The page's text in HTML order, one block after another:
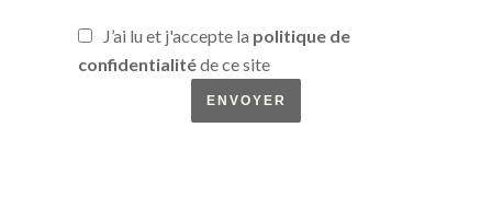
J’ai lu et j'accepte la politique de
confidentialitéde ce site
ENVOYER